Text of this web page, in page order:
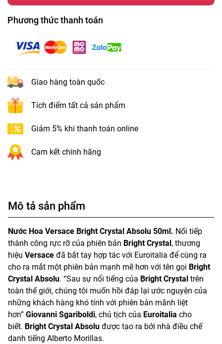
Phương thức thanh toán
Giao hàng toàn quốc
Tích điểm tất cả sản phẩm
Giảm 5% khi thanh toán online
Cam kết chính hãng
Mô tả sản phẩm
Nước Hoa Versace Bright Crystal Absolu 50ml. Nối tiếp
thành công rực rỡ của phiên bản Bright Crystal , thương
hiệu Versace đã bắt tay hợp tác với Euroitalia để cùng ra
cho ra mắt một phiên bản mạnh mẽ hơn với tên gọi Bright
Crystal Absolu. “Sau sự nổi tiếng của Bright Crystal trên
toàn thế giới, chúng tôi muốn hồi đáp lại ước nguyện của
những khách hàng khó tính với phiên bản mãnh liệt
hơn” Giovanni Sgariboldi, chủ tịch của Euroitalia cho
biết. Bright Crystal Absolu được tạo ra bởi nhà điều chế
danh tiếng Alberto Morillas.